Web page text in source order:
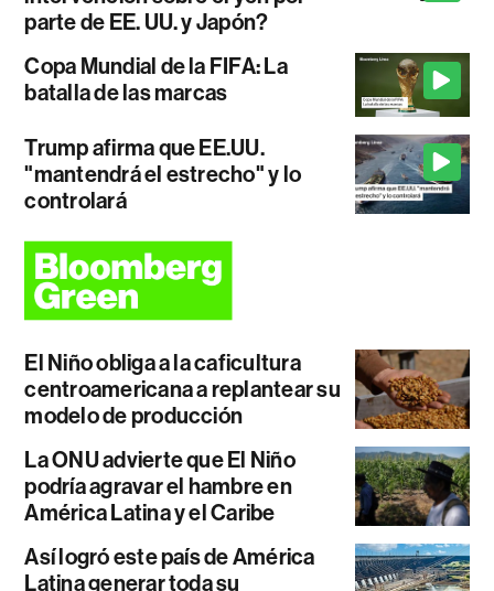
parte de EE. UU. y Japón?
Copa Mundial de la FIFA: La
batalla de las marcas
Trump afirma que EE.UU.
"mantendrá el estrecho" y lo
controlará
El Niño obliga a la caficultura
centroamericana a replantear su
modelo de producción
La ONU advierte que El Niño
podría agravar el hambre en
América Latina y el Caribe
Así logró este país de América
Latina generar toda su